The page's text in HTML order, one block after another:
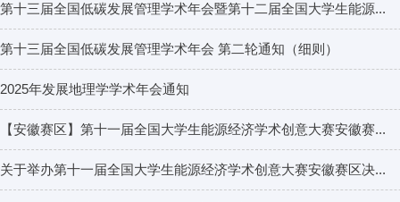
第十三届全国低碳发展管理学术年会暨第十二届全国大学生能源...
第十三届全国低碳发展管理学术年会 第二轮通知（细则）
2025年发展地理学学术年会通知
【安徽赛区】第十一届全国大学生能源经济学术创意大赛安徽赛...
关于举办第十一届全国大学生能源经济学术创意大赛安徽赛区决...